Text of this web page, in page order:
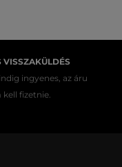
VISSZAKÜLDÉS
ingyenes, az áru
fizetnie.